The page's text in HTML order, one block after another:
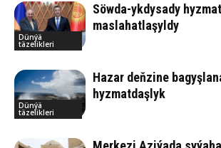
Dünýä
täzelikleri
Söwda-ykdysady
maslahatlaşyldy
Dünýä
täzelikleri
Hazar deňzine
hyzmatdaşlyk